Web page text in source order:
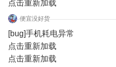
点击重新加载
便宜没好货
[bug]手机耗电异常
点击重新加载
点击重新加载